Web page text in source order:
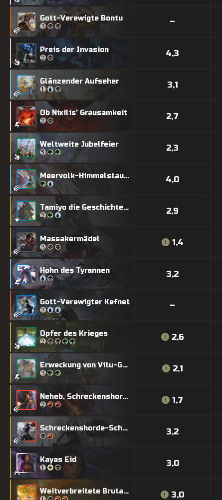
Gott-Verewigte Bontu –
Preis der Invasion 4,3
Glänzender Aufseher 3,1
Ob Nixilis' Grausamkeit 2,7
Weltweite Jubelfeier 2,3
Meervolk-Himmelstaucherin 4,0
Tamiyo die Geschichtensammlerin 2,9
Massakermädel 1,4
Hohn des Tyrannen 3,2
Gott-Verewigter Kefnet –
Opfer des Krieges 2,6
Erweckung von Vitu-Ghazi 2,1
Neheb, Schreckenshorde-Champion 1,7
Schreckenshorde-Schlächter 3,2
Kayas Eid 3,0
Weitverbreitete Brutalität 3,0